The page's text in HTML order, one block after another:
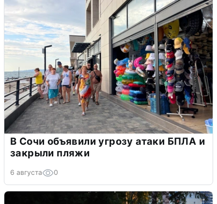
В Сочи объявили угрозу атаки БПЛА и
закрыли пляжи
6 августа 0